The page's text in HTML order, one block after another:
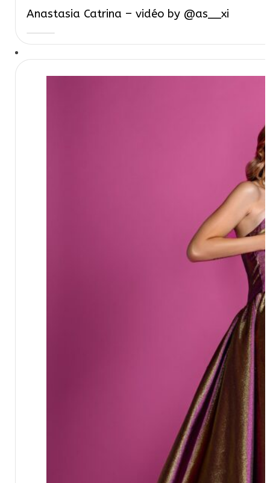
Anastasia Catrina – vidéo by @as__xi